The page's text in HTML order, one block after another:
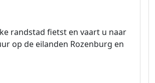
randstad fietst en vaart u naar
op de eilanden Rozenburg en